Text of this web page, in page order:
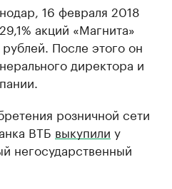
16 февраля 2018
29,1% акций «Магнита»
После этого он
директора и
розничной сети
ВТБ выкупили у
негосударственный